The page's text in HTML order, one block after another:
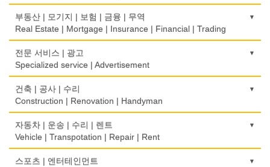
식당장비
Food Equipment
식품점
Korean Food
Food Manufacturing
와인제조
정육점
Psychologist/Psychiatrist
안경점
Optical Stores
의료기구
Medical Instruments
Denturist
한의원/한약
Oriental Herb/Acupuncture
Children's Ware
Wedding
인터넷 쇼핑
Internet Shopping
결혼상담
Marriage Consulting
Florist
사무기기
Office Equipment
Stationery/Office Equipment
Book Store
운전학원
Driving School
한글학교
Korean Language School
금전등록기
Cash Register
인터넷 서비스/까페
Internet Service/Cafe
전자제품 판매/수리
Electronic Goods Sales/Repair
Telephone/Communication Service
컴퓨터 판매/수리
Computer Sales/Repair
부동산 | 모기지 | 보험 | 금융 | 무역
Real Estate | Mortgage | Insurance | Financial | Trading
도매
Wholesale
모기지
Mortgage
International Trade
Insurance/Investment/Finance
전문 서비스 | 광고
Specialized service | Advertisement
광고/그래픽 디자인
Advertising/Graphic Design
광고 에이전트
Advertising Agency
경보/도난방지
건축 | 공사 | 수리
Construction | Renovation | Handyman
건축시공/개조
Construction/Home Renovation
건축설계사
자동차 | 운송 | 수리 | 렌트
Vehicle | Transpotation | Repair | Rent
운송/통관/이삿짐
스포츠 | 엔터테인먼트